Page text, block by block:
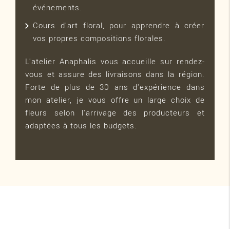
événements.
Cours d'art floral, pour apprendre à créer
vos propres compositions florales.
L'atelier Anaphalis vous accueille sur rendez-
vous et assure des livraisons dans la région.
Forte de plus de 30 ans d'expérience dans
mon atelier, je vous offre un large choix de
fleurs selon l'arrivage des producteurs et
adaptées à tous les budgets.